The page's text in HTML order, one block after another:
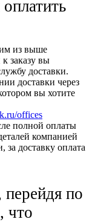
из выше
заказу вы
доставки.
доставки через
вы хотите
offices
полной оплаты
компанией
доставку оплата
по
что